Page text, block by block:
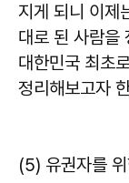
지게 되니 이제
대로 된 사람을
대한민국 최초
정리해보고자
(5) 유권자를